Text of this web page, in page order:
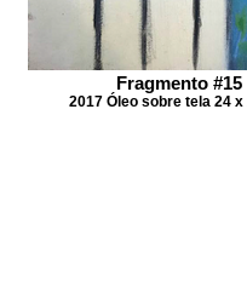
Fragmento #15
2017 Óleo sobre tela 24 x